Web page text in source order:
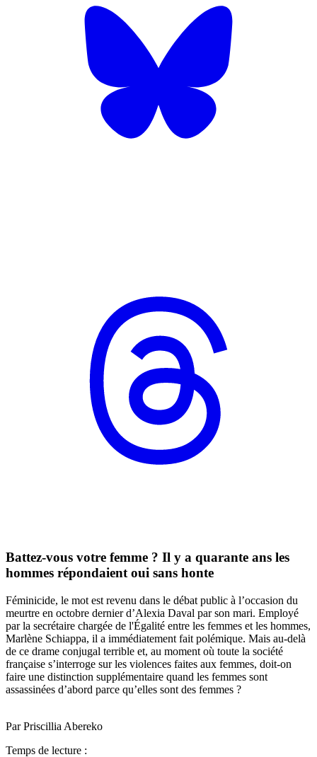
Battez-vous votre femme ? Il y a quarante ans les
hommes répondaient oui sans honte
Féminicide, le mot est revenu dans le débat public à l’occasion du
meurtre en octobre dernier d’Alexia Daval par son mari. Employé
par la secrétaire chargée de l'Égalité entre les femmes et les hommes,
Marlène Schiappa, il a immédiatement fait polémique. Mais au-delà
de ce drame conjugal terrible et, au moment où toute la société
française s’interroge sur les violences faites aux femmes, doit-on
faire une distinction supplémentaire quand les femmes sont
assassinées d’abord parce qu’elles sont des femmes ?
Par Priscillia Abereko
Temps de lecture :